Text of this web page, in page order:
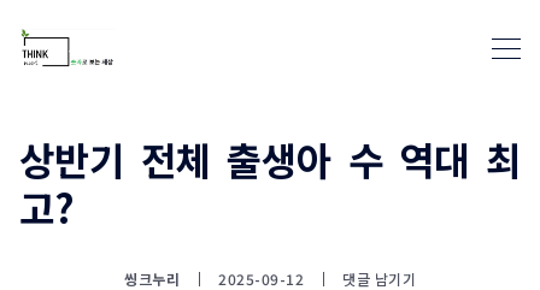
상반기 전체 출생아 수 역대 최
고?
씽크누리 2025-09-12 댓글 남기기